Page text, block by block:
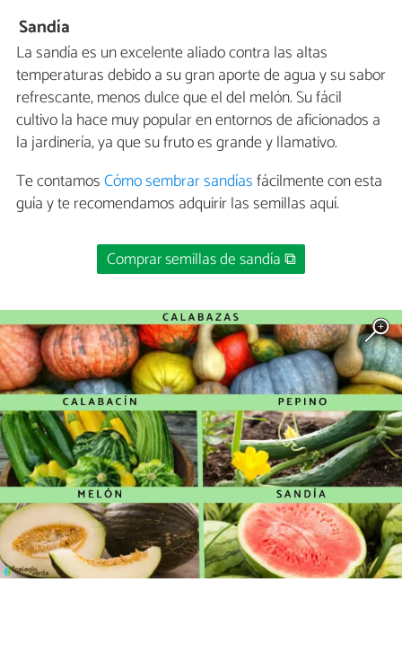
Sandía
La sandía es un excelente aliado contra las altas
temperaturas debido a su gran aporte de agua y su sabor
refrescante, menos dulce que el del melón. Su fácil
cultivo la hace muy popular en entornos de aficionados a
la jardinería, ya que su fruto es grande y llamativo.
Te contamosCómo sembrar sandíasfácilmente con esta
guía y te recomendamos adquirir las semillas aquí.
Comprar semillas de sandía ⧉